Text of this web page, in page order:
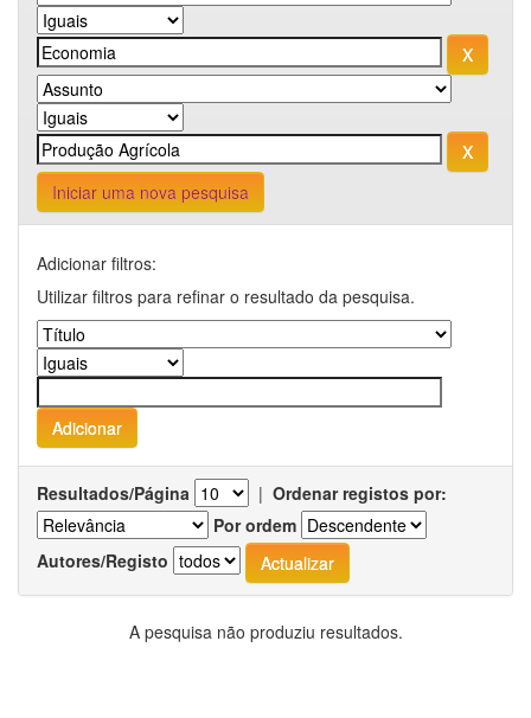
Iniciar uma nova pesquisa
Adicionar filtros:
Utilizar filtros para refinar o resultado da pesquisa.
Resultados/Página | Ordenar registos por:
Por ordem
Autores/Registo
A pesquisa não produziu resultados.